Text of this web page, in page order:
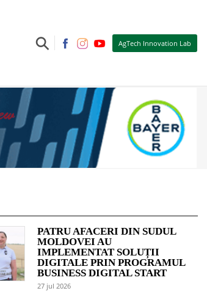
⚲ AgTech Innovation Lab
PATRU AFACERI DIN SUDUL
MOLDOVEI AU
IMPLEMENTAT SOLUȚII
DIGITALE PRIN PROGRAMUL
BUSINESS DIGITAL START
27 jul 2026